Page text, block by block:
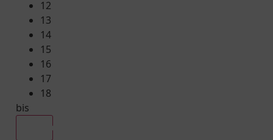
12
13
14
15
16
17
18
bis